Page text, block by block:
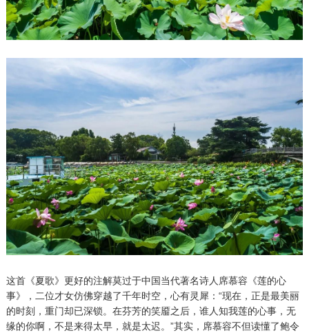
这首《夏歌》更好的注解莫过于中国当代著名诗人席慕容《莲的心
事》，二位才女仿佛穿越了千年时空，心有灵犀：“现在，正是最美丽
的时刻，重门却已深锁。在芬芳的笑靥之后，谁人知我莲的心事，无
缘的你啊，不是来得太早，就是太迟。”其实，席慕容不但读懂了鲍令